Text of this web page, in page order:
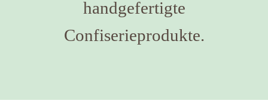
handgefertigte
Confiserieprodukte.